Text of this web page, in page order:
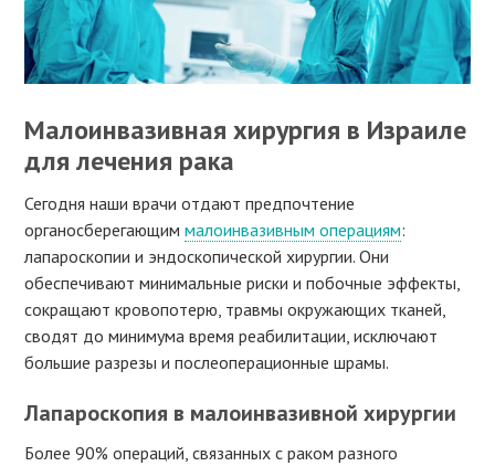
Малоинвазивная хирургия в Израиле
для лечения рака
Сегодня наши врачи отдают предпочтение
органосберегающиммалоинвазивным операциям:
лапароскопии и эндоскопической хирургии. Они
обеспечивают минимальные риски и побочные эффекты,
сокращают кровопотерю, травмы окружающих тканей,
сводят до минимума время реабилитации, исключают
большие разрезы и послеоперационные шрамы.
Лапароскопия в малоинвазивной хирургии
Более 90% операций, связанных с раком разного